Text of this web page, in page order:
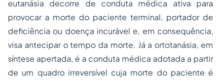
eutanásia decorre de conduta médica ativa para
provocar a morte do paciente terminal, portador de
deficiência ou doença incurável e, em consequência,
visa antecipar o tempo da morte. Já a ortotanásia, em
síntese apertada, é a conduta médica adotada a partir
de um quadro irreversível cuja morte do paciente é